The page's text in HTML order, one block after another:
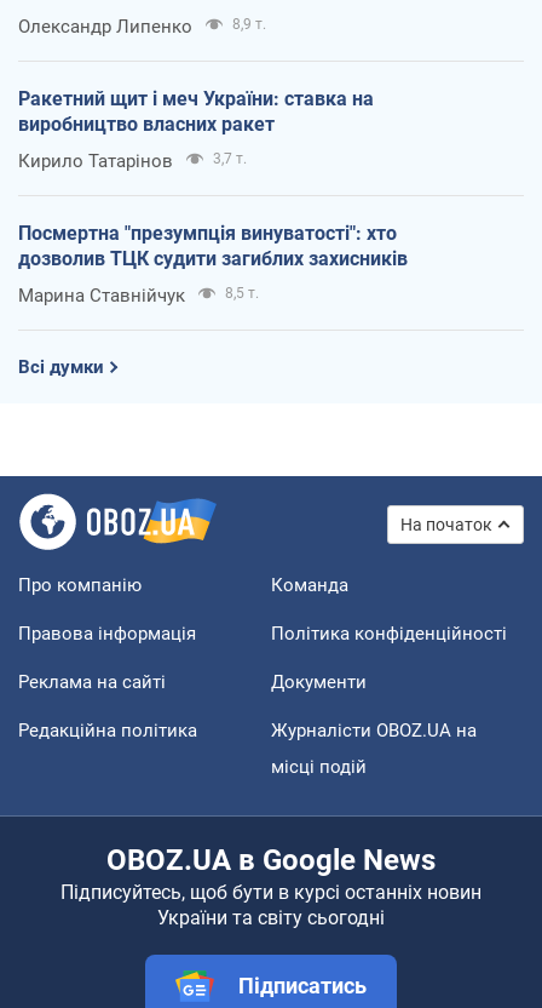
Олександр Липенко 8,9 т.
Ракетний щит і меч України: ставка на
виробництво власних ракет
Кирило Татарінов 3,7 т.
Посмертна "презумпція винуватості": хто
дозволив ТЦК судити загиблих захисників
Марина Ставнійчук 8,5 т.
Всі думки
На початок
Про компанію Команда
Правова інформація Політика конфіденційності
Реклама на сайті Документи
Редакційна політика
Журналісти OBOZ.UA на
місці подій
OBOZ.UA в Google News
Підписуйтесь, щоб бути в курсі останніх новин
України та світу сьогодні
Підписатись